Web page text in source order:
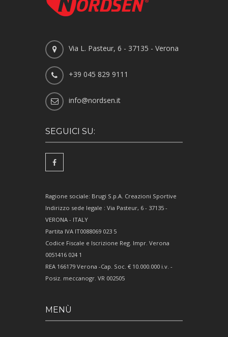
Via L. Pasteur, 6 - 37135 - Verona
+39 045 829 9111
info@nordsen.it
SEGUICI SU:
Ragione sociale: Brugi S.p.A. Creazioni Sportive
Indirizzo sede legale : Via Pasteur, 6 - 37135 -
VERONA - ITALY
Partita IVA IT0088069 023 5
Codice Fiscale e Iscrizione Reg. Impr. Verona
0051416 024 1
REA 166179 Verona -Cap. Soc. € 10.000.000 i.v. -
Posiz. meccanogr. VR 002505
MENÙ